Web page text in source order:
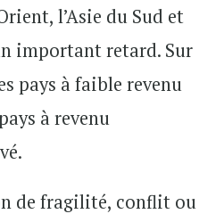
l’Asie du Sud et
important retard. Sur
pays à faible revenu
à revenu
de fragilité, conflit ou